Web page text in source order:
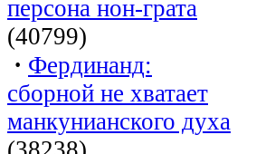
персона нон-грата
(40799)
· Фердинанд:
сборной не хватает
манкунианского духа